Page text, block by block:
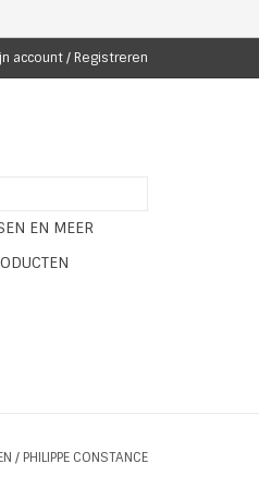
account / Registreren
EN MEER
/ PHILIPPE CONSTANCE